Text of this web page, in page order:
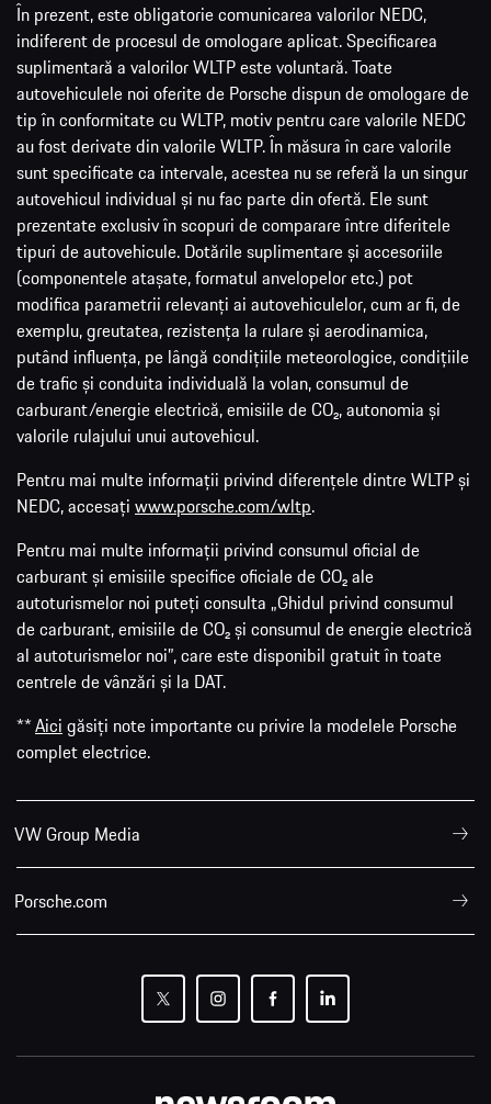
În prezent, este obligatorie comunicarea valorilor NEDC,
indiferent de procesul de omologare aplicat. Specificarea
suplimentară a valorilor WLTP este voluntară. Toate
autovehiculele noi oferite de Porsche dispun de omologare de
tip în conformitate cu WLTP, motiv pentru care valorile NEDC
au fost derivate din valorile WLTP. În măsura în care valorile
sunt specificate ca intervale, acestea nu se referă la un singur
autovehicul individual și nu fac parte din ofertă. Ele sunt
prezentate exclusiv în scopuri de comparare între diferitele
tipuri de autovehicule. Dotările suplimentare și accesoriile
(componentele atașate, formatul anvelopelor etc.) pot
modifica parametrii relevanți ai autovehiculelor, cum ar fi, de
exemplu, greutatea, rezistența la rulare și aerodinamica,
putând influența, pe lângă condițiile meteorologice, condițiile
de trafic și conduita individuală la volan, consumul de
carburant/energie electrică, emisiile de CO₂, autonomia și
valorile rulajului unui autovehicul.
Pentru mai multe informații privind diferențele dintre WLTP și
NEDC, accesați www.porsche.com/wltp.
Pentru mai multe informații privind consumul oficial de
carburant și emisiile specifice oficiale de CO₂ ale
autoturismelor noi puteți consulta „Ghidul privind consumul
de carburant, emisiile de CO₂ și consumul de energie electrică
al autoturismelor noi”, care este disponibil gratuit în toate
centrele de vânzări și la DAT.
**Aici găsiți note importante cu privire la modelele Porsche
complet electrice.
VW Group Media
Porsche.com